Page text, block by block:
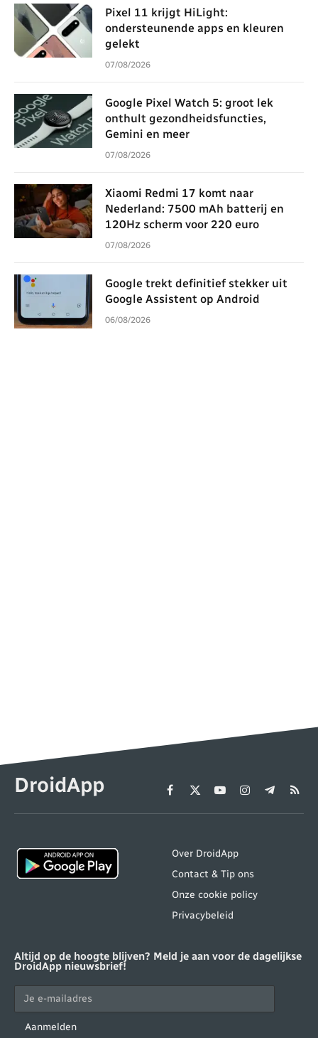
Pixel 11 krijgt HiLight:
ondersteunende apps en kleuren
gelekt
07/08/2026
Google Pixel Watch 5: groot lek
onthult gezondheidsfuncties,
Gemini en meer
07/08/2026
Xiaomi Redmi 17 komt naar
Nederland: 7500 mAh batterij en
120Hz scherm voor 220 euro
07/08/2026
Google trekt definitief stekker uit
Google Assistent op Android
06/08/2026
DroidApp Facebook
X
(Twitter)
YouTubeInstagram
Telegram
RSS
Over DroidApp
Contact & Tip ons
Onze cookie policy
Privacybeleid
Altijd op de hoogte blijven? Meld je aan voor de dagelijkse
DroidApp nieuwsbrief!
Aanmelden